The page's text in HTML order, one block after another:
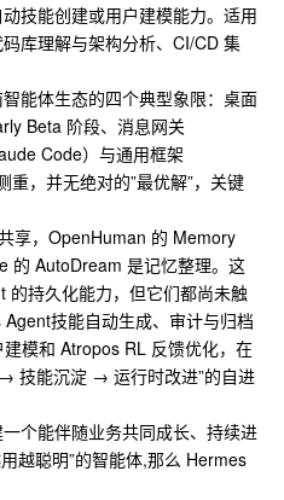
技能创建或用户建模能力。适用
库理解与架构分析、CI/CD 集
能体生态的四个典型象限：桌面
Beta 阶段、消息网关
Code）与通用框架
重，并无绝对的”最优解”，关键
享，OpenHuman 的 Memory
的 AutoDream 是记忆整理。这
的持久化能力，但它们都尚未触
技能自动生成、审计与归档
模和 Atropos RL 反馈优化，在
技能沉淀 → 运行时改进”的自进
个能伴随业务共同成长、持续进
越聪明”的智能体,那么 Hermes